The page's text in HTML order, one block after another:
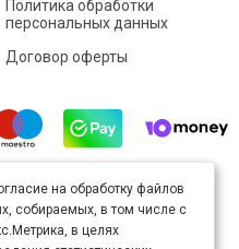
Политика обработки
персональных данных
Договор оферты
полицензии Creative
(«Атрибуция») 4.0
.
на обработку файлов
собираемых, в том числе с
в целях